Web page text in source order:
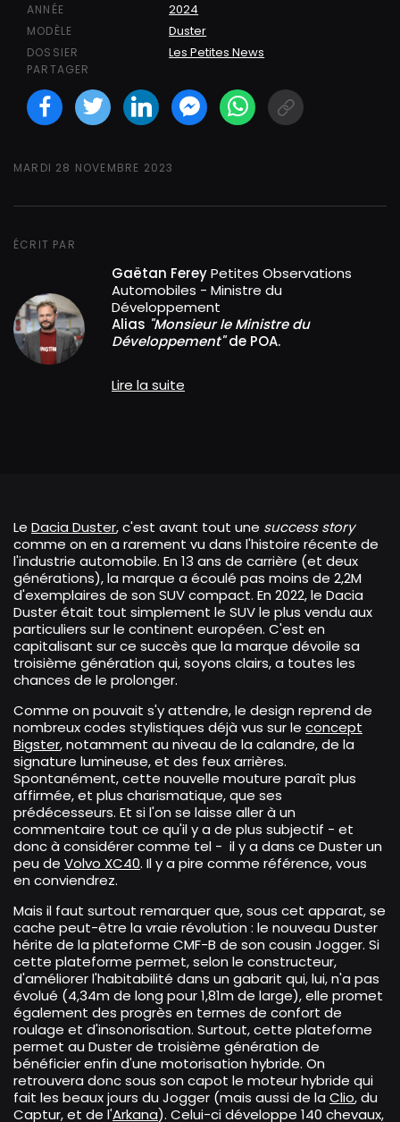
ANNÉE 2024
MODÈLE Duster
DOSSIER Les Petites News
PARTAGER
Facebook
TwitterLinkedINFacebook
WhatsApp
Short link
MARDI 28 NOVEMBRE 2023
ÉCRIT PAR
Gaëtan FereyPetites Observations
Automobiles - Ministre du
Développement
Alias "Monsieur le Ministre du
Développement"de POA.
Lire la suite
Le Dacia Duster, c'est avant tout une success story
comme on en a rarement vu dans l'histoire récente de
l'industrie automobile. En 13 ans de carrière (et deux
générations), la marque a écoulé pas moins de 2,2M
d'exemplaires de son SUV compact. En 2022, le Dacia
Duster était tout simplement le SUV le plus vendu aux
particuliers sur le continent européen. C'est en
capitalisant sur ce succès que la marque dévoile sa
troisième génération qui, soyons clairs, a toutes les
chances de le prolonger.
Comme on pouvait s'y attendre, le design reprend de
nombreux codes stylistiques déjà vus sur le concept
Bigster, notamment au niveau de la calandre, de la
signature lumineuse, et des feux arrières.
Spontanément, cette nouvelle mouture paraît plus
affirmée, et plus charismatique, que ses
prédécesseurs. Et si l'on se laisse aller à un
commentaire tout ce qu'il y a de plus subjectif - et
donc à considérer comme tel - il y a dans ce Duster un
peu de Volvo XC40. Il y a pire comme référence, vous
en conviendrez.
Mais il faut surtout remarquer que, sous cet apparat, se
cache peut-être la vraie révolution : le nouveau Duster
hérite de la plateforme CMF-B de son cousin Jogger. Si
cette plateforme permet, selon le constructeur,
d'améliorer l'habitabilité dans un gabarit qui, lui, n'a pas
évolué (4,34m de long pour 1,81m de large), elle promet
également des progrès en termes de confort de
roulage et d'insonorisation. Surtout, cette plateforme
permet au Duster de troisième génération de
bénéficier enfin d'une motorisation hybride. On
retrouvera donc sous son capot le moteur hybride qui
fait les beaux jours du Jogger (mais aussi de la Clio, du
Captur, et de l'Arkana). Celui-ci développe 140 chevaux,